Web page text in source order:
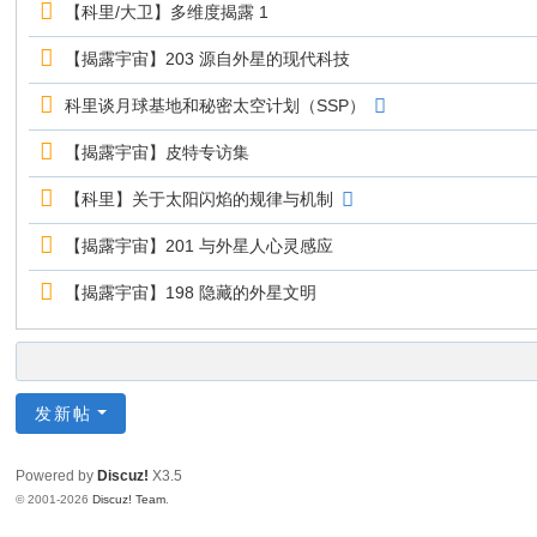
【科里/大卫】多维度揭露 1
【揭露宇宙】203 源自外星的现代科技
科里谈月球基地和秘密太空计划（SSP）
【揭露宇宙】皮特专访集
【科里】关于太阳闪焰的规律与机制
【揭露宇宙】201 与外星人心灵感应
【揭露宇宙】198 隐藏的外星文明
发新帖
Powered by Discuz! X3.5
© 2001-2026Discuz! Team